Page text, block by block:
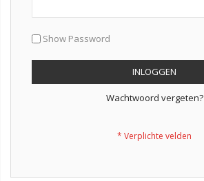
Show Password
INLOGGEN
Wachtwoord vergeten?